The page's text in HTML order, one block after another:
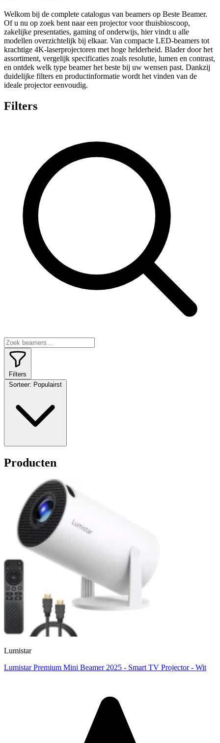
Welkom bij de complete catalogus van beamers op Beste Beamer.
Of u nu op zoek bent naar een projector voor thuisbioscoop,
zakelijke presentaties, gaming of onderwijs, hier vindt u alle
modellen overzichtelijk bij elkaar. Van compacte LED-beamers tot
krachtige 4K-laserprojectoren met hoge helderheid. Blader door het
assortiment, vergelijk specificaties zoals resolutie, lumen en contrast,
en ontdek welk type beamer het beste bij uw wensen past. Dankzij
duidelijke filters en productinformatie wordt het vinden van de
ideale projector eenvoudig.
Filters
Filters
Sorteer: Populairst
Producten
Lumistar
Lumistar Premium Mini Beamer 2025 - Smart TV Projector - Wit